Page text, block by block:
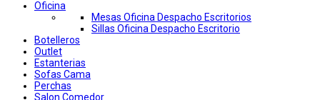
Oficina
Mesas Oficina Despacho Escritorios
Sillas Oficina Despacho Escritorio
Botelleros
Outlet
Estanterias
Sofas Cama
Perchas
Salon Comedor